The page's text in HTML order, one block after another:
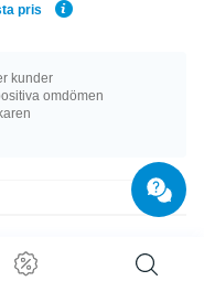
pris
kunder
omdömen